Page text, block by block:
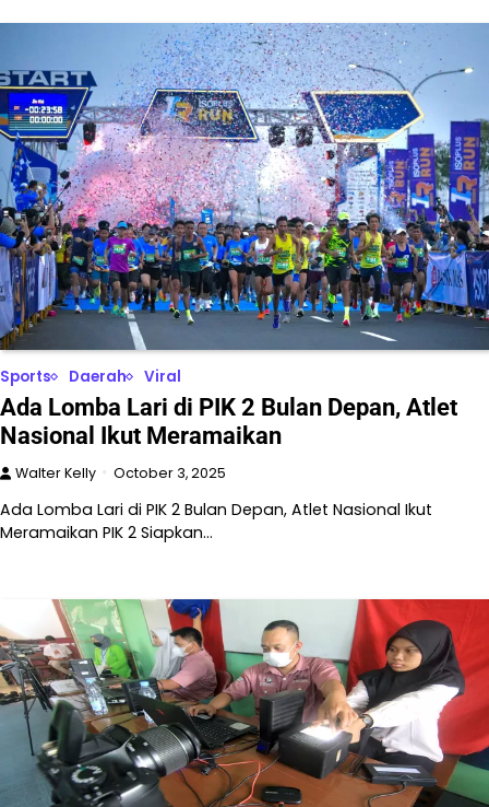
Sports Daerah Viral
Ada Lomba Lari di PIK 2 Bulan Depan, Atlet
Nasional Ikut Meramaikan
Walter Kelly October 3, 2025
Ada Lomba Lari di PIK 2 Bulan Depan, Atlet Nasional Ikut
Meramaikan PIK 2 Siapkan…